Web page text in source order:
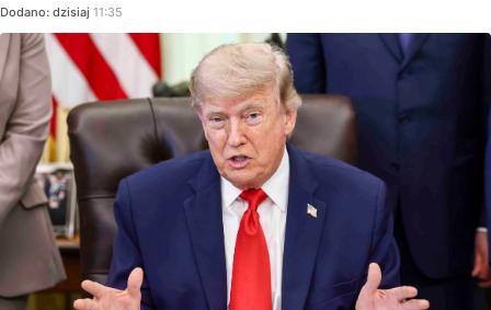
Dodano: dzisiaj 11:35